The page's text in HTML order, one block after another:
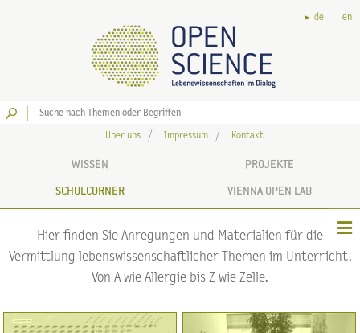
de en
Über uns Impressum Kontakt
WISSEN PROJEKTE
SCHULCORNER VIENNA OPEN LAB
Hier finden Sie Anregungen und Materialien für die
Vermittlung lebenswissenschaftlicher Themen im Unterricht.
Von A wie Allergie bis Z wie Zelle.